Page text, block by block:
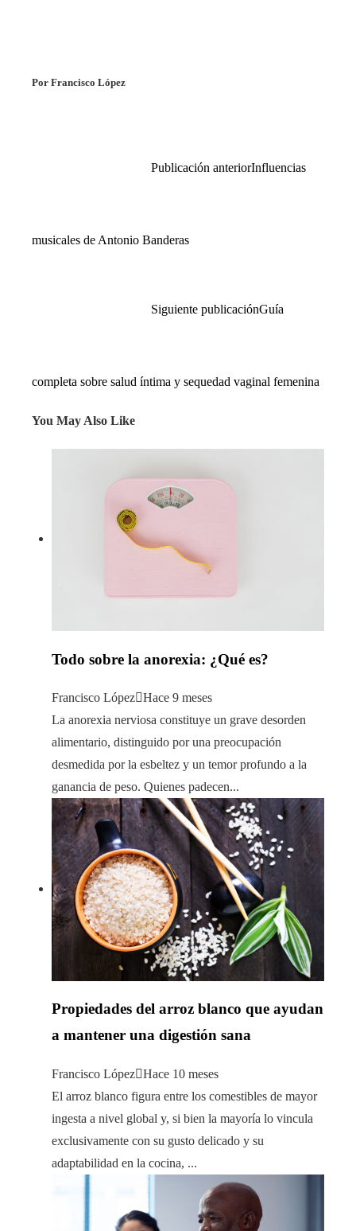
Por Francisco López
Publicación anteriorInfluencias
musicales de Antonio Banderas
Siguiente publicaciónGuía
completa sobre salud íntima y sequedad vaginal femenina
You May Also Like
Todo sobre la anorexia: ¿Qué es?
Francisco López Hace 9 meses
La anorexia nerviosa constituye un grave desorden
alimentario, distinguido por una preocupación
desmedida por la esbeltez y un temor profundo a la
ganancia de peso. Quienes padecen...
Propiedades del arroz blanco que ayudan
a mantener una digestión sana
Francisco López Hace 10 meses
El arroz blanco figura entre los comestibles de mayor
ingesta a nivel global y, si bien la mayoría lo vincula
exclusivamente con su gusto delicado y su
adaptabilidad en la cocina, ...